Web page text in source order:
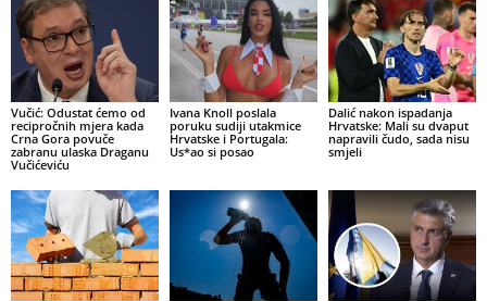
Vučić: Odustat ćemo od
recipročnih mjera kada
Crna Gora povuče
zabranu ulaska Draganu
Vučićeviću
Ivana Knoll poslala
poruku sudiji utakmice
Hrvatske i Portugala:
Us*ao si posao
Dalić nakon ispadanja
Hrvatske: Mali su dvaput
napravili čudo, sada nisu
smjeli